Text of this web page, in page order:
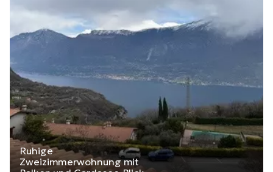
Ruhige
Zweizimmerwohnung mit